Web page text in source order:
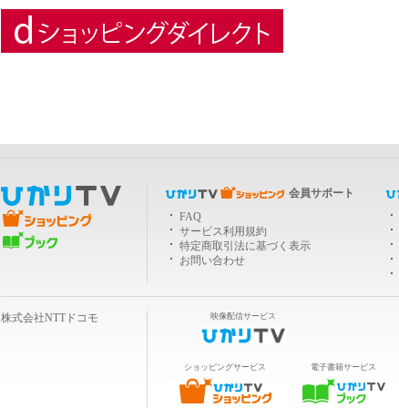
ＴＶショッピング
会員サポート
FAQ
サービス利用規約
特定商取引法に基づく表示
お問い合わせ
株式会社NTTドコモ 映像配信サービス
ショッピングサービス 電子書籍サービス